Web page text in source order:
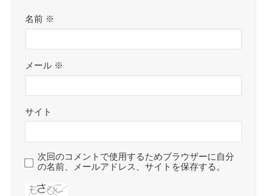
名前 ※
メール ※
サイト
次回のコメントで使用するためブラウザーに自分
の名前、メールアドレス、サイトを保存する。